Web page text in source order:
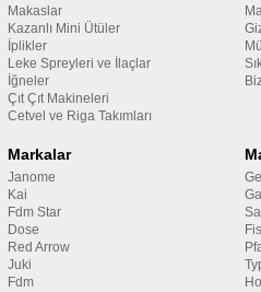
Makaslar
Kazanlı Mini Ütüler
İplikler
Leke Spreyleri ve İlaçlar
İğneler
Çıt Çıt Makineleri
Cetvel ve Riga Takımları
Markalar
Janome
Kai
Fdm Star
Dose
Red Arrow
Juki
Fdm